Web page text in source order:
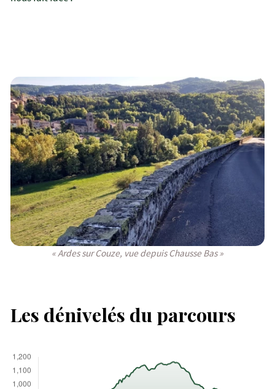
« Ardes sur Couze, vue depuis Chausse Bas »
Les dénivelés du parcours